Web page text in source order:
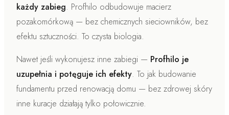
każdy zabieg. Profhilo odbudowuje macierz
pozakomórkową — bez chemicznych sieciowników, bez
efektu sztuczności. To czysta biologia.
Nawet jeśli wykonujesz inne zabiegi — Profhilo je
uzupełnia i potęguje ich efekty. To jak budowanie
fundamentu przed renowacją domu — bez zdrowej skóry
inne kuracje działają tylko połowicznie.